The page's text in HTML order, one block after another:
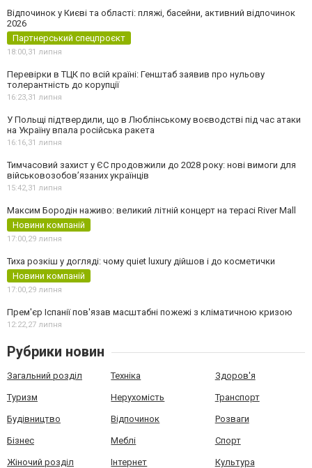
Відпочинок у Києві та області: пляжі, басейни, активний відпочинок
2026
Партнерський спецпроєкт
18:00,31 липня
Перевірки в ТЦК по всій країні: Генштаб заявив про нульову
толерантність до корупції
16:23,31 липня
У Польщі підтвердили, що в Люблінському воєводстві під час атаки
на Україну впала російська ракета
16:16,31 липня
Тимчасовий захист у ЄС продовжили до 2028 року: нові вимоги для
військовозобов’язаних українців
15:42,31 липня
Максим Бородін наживо: великий літній концерт на терасі River Mall
Новини компаній
17:00,29 липня
Тиха розкіш у догляді: чому quiet luxury дійшов і до косметички
Новини компаній
17:00,29 липня
Прем'єр Іспанії пов'язав масштабні пожежі з кліматичною кризою
12:22,27 липня
Рубрики новин
Загальний розділ Техніка Здоров'я
Туризм Нерухомість Транспорт
Будівництво Відпочинок Розваги
Бізнес Меблі Спорт
Жіночий розділ Інтернет Культура